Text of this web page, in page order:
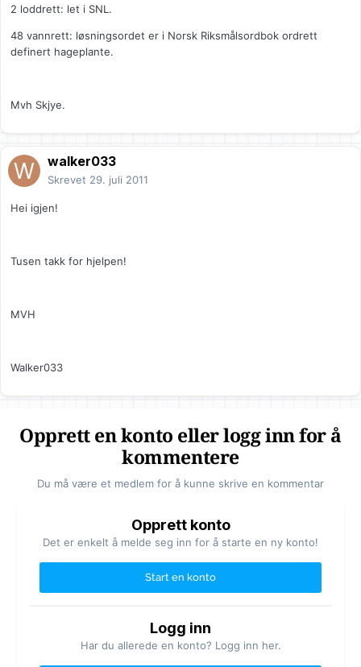
2 loddrett: let i SNL.
48 vannrett: løsningsordet er i Norsk Riksmålsordbok ordrett
definert hageplante.
Mvh Skjye.
walker033
Skrevet 29. juli 2011
Hei igjen!
Tusen takk for hjelpen!
MVH
Walker033
Opprett en konto eller logg inn for å
kommentere
Du må være et medlem for å kunne skrive en kommentar
Opprett konto
Det er enkelt å melde seg inn for å starte en ny konto!
Start en konto
Logg inn
Har du allerede en konto? Logg inn her.